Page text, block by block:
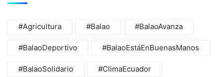
#Agricultura #Balao #BalaoAvanza
#BalaoDeportivo #BalaoEstáEnBuenasManos
#BalaoSolidario #ClimaEcuador